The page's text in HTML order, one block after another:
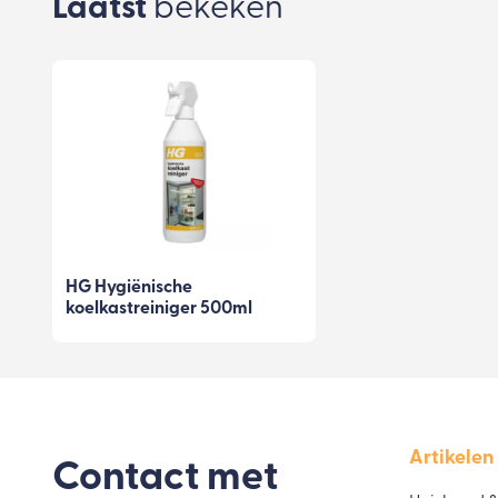
Laatst bekeken
HG Hygiënische
koelkastreiniger 500ml
Contact met
Artikelen